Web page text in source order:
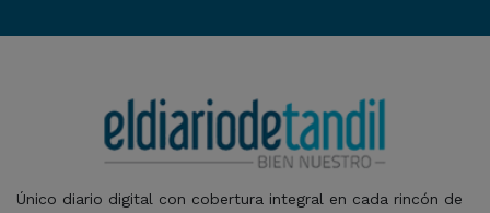
Único diario digital con cobertura integral en cada rincón de